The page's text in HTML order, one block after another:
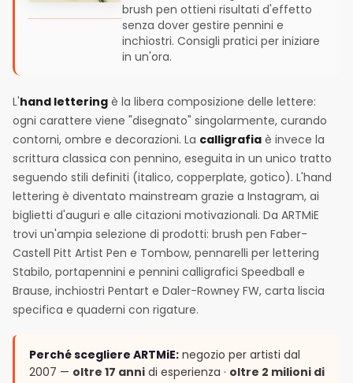
brush pen ottieni risultati d'effetto
senza dover gestire pennini e
inchiostri. Consigli pratici per iniziare
in un'ora.
L'hand lettering è la libera composizione delle lettere:
ogni carattere viene "disegnato" singolarmente, curando
contorni, ombre e decorazioni. La calligrafia è invece la
scrittura classica con pennino, eseguita in un unico tratto
seguendo stili definiti (italico, copperplate, gotico). L'hand
lettering è diventato mainstream grazie a Instagram, ai
biglietti d'auguri e alle citazioni motivazionali. Da ARTMiE
trovi un'ampia selezione di prodotti: brush pen Faber-
Castell Pitt Artist Pen e Tombow, pennarelli per lettering
Stabilo, portapennini e pennini calligrafici Speedball e
Brause, inchiostri Pentart e Daler-Rowney FW, carta liscia
specifica e quaderni con rigature.
Perché scegliere ARTMiE: negozio per artisti dal
2007 — oltre 17 anni di esperienza · oltre 2 milioni di